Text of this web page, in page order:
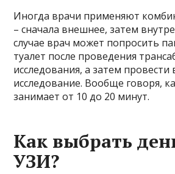
Иногда врачи применяют
– сначала внешнее, затем
случае врач может попросить
туалет после проведения
исследования, а затем провести
исследование. Вообще говоря,
занимает от 10 до 20 минут.
Как выбрать
УЗИ?